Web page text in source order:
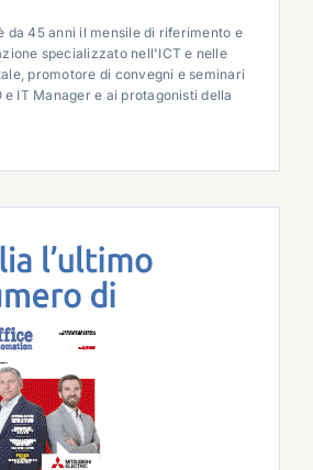
da 45 anni il mensile di riferimento e
specializzato nell'ICT e nelle
promotore di convegni e seminari
e IT Manager e ai protagonisti della